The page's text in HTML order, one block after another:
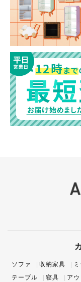
ソファ 収納家具
テーブル
寝具 ア